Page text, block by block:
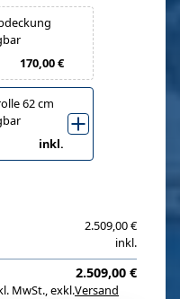
170,00 €
62 cm
inkl.
2.509,00 €
inkl.
MwSt.,exkl.Versand
2.509,00 €